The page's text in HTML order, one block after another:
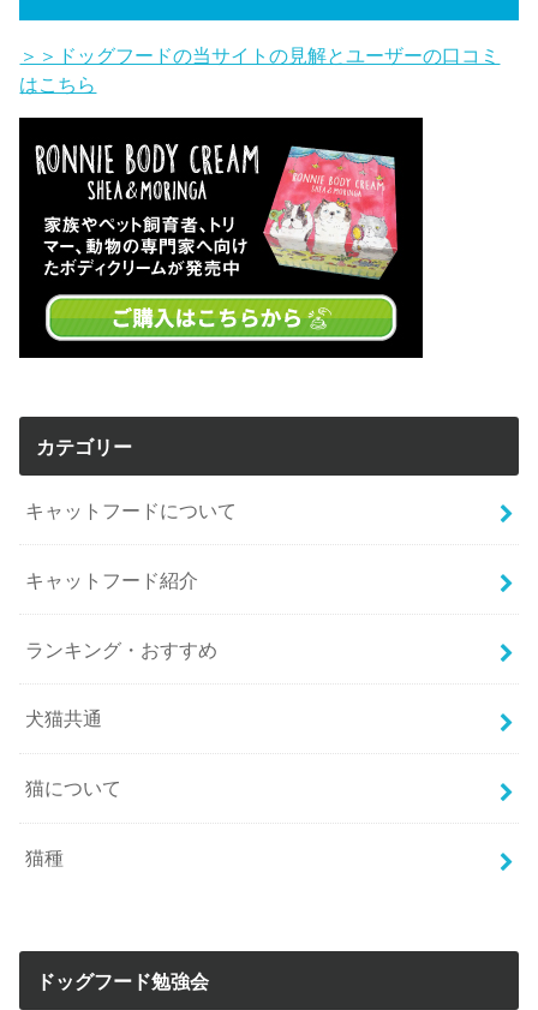
＞＞ドッグフードの当サイトの見解とユーザーの口コミ
はこちら
カテゴリー
キャットフードについて
キャットフード紹介
ランキング・おすすめ
犬猫共通
猫について
猫種
ドッグフード勉強会